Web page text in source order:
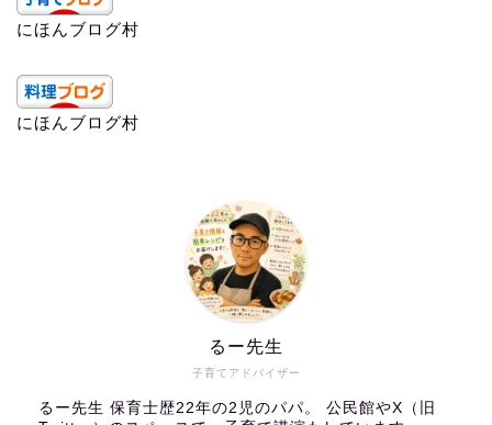
にほんブログ村
にほんブログ村
子育てアドバイザー
るー先生
るー先生 保育士歴22年の2児のパパ。 公民館やX（旧